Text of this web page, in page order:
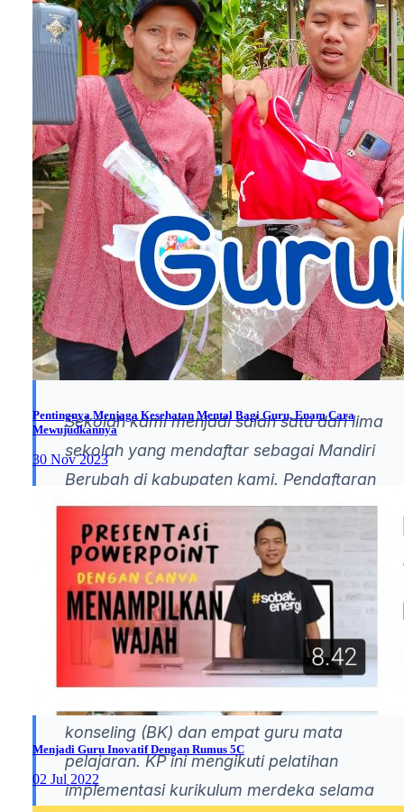
Tidak berlebihan jika P5 atau
kurikulum merdeka merupakan
jalan menuju Indonesia Emas
2045.
P5 akan menyibukkan murid pada
kegiatan positif. Sehingga dengan
sendirinya akan mengalihkan mereka pada
kegiatan negatif. Atas kesadaran
meningkatkan kualitas pendidikan
maka sekolah saya mendaftar sebagai
sekolah penggerak pada Mei 2022.
Sekolah kami menjadi salah satu dari lima
sekolah yang mendaftar sebagai Mandiri
Berubah di kabupaten kami. Pendaftaran
ini pada tahun ajaran baru pada Mei 2022.
Satuan pendidikan menggunakan
kurikulum merdeka dengan menggunakan
perangkat ajar yang disediakan dengan
melakukan modifikasi.
Lalu dibentuklah komite pembelajaran (KP)
konseling (BK) dan empat guru mata
pelajaran. KP ini mengikuti pelatihan
implementasi kurikulum merdeka selama
Pentingnya Menjaga Kesehatan Mental Bagi Guru, Enam Cara
Mewujudkannya
30 Nov 2023
Menjadi Guru Inovatif Dengan Rumus 5C
02 Jul 2022